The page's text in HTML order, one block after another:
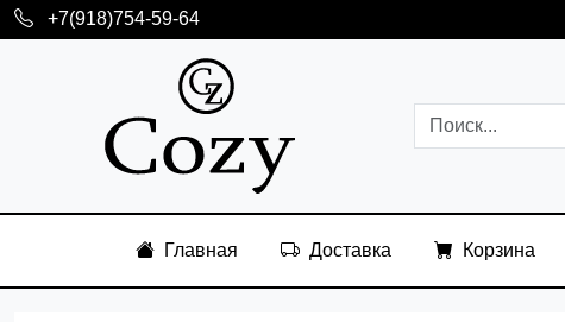
+7(918)754-59-64
Главная Доставка Корзина